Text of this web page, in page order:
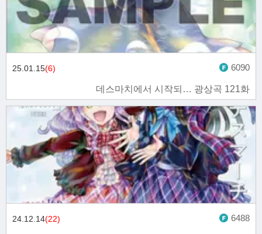
데스마치에서 시작되… 광상곡 121화
25.01.15(6) 6090
24.12.14(22) 6488